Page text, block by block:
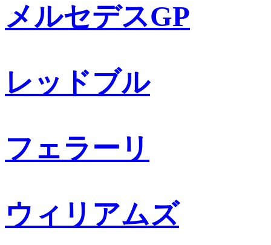
メルセデスGP
レッドブル
フェラーリ
ウィリアムズ